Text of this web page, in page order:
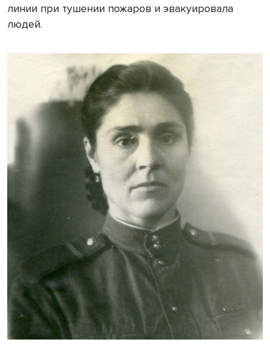
линии при тушении пожаров и эвакуировала
людей.